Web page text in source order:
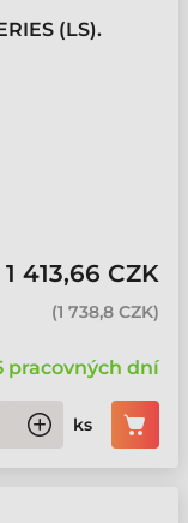
(LS).
1 413,66 CZK
(1 738,8 CZK)
pracovných dní
ks